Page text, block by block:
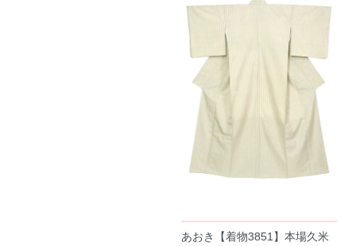
あおき【着物3851】本場久米